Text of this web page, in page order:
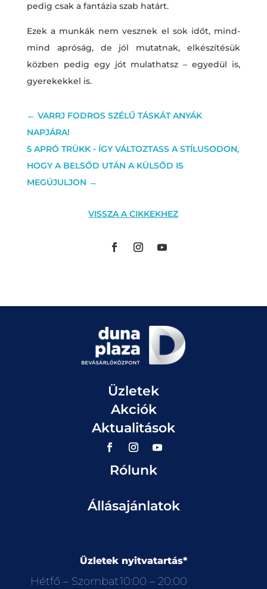
pedig csak a fantázia szab határt.
Ezek a munkák nem vesznek el sok időt, mind-
mind apróság, de jól mutatnak, elkészítésük
közben pedig egy jót mulathatsz – egyedül is,
gyerekekkel is.
← VARRJ FODROS SZÉLŰ TÁSKÁT ANYÁK
NAPJÁRA!
5 APRÓ TRÜKK - ÍGY VÁLTOZTASS A STÍLUSODON,
HOGY A BELSŐD UTÁN A KÜLSŐD IS
MEGÚJULJON →
VISSZA A CIKKEKHEZ
Üzletek
Akciók
Aktualitások
Rólunk
Állásajánlatok
Üzletek nyitvatartás*
Hétfő – Szombat10:00 – 20:00